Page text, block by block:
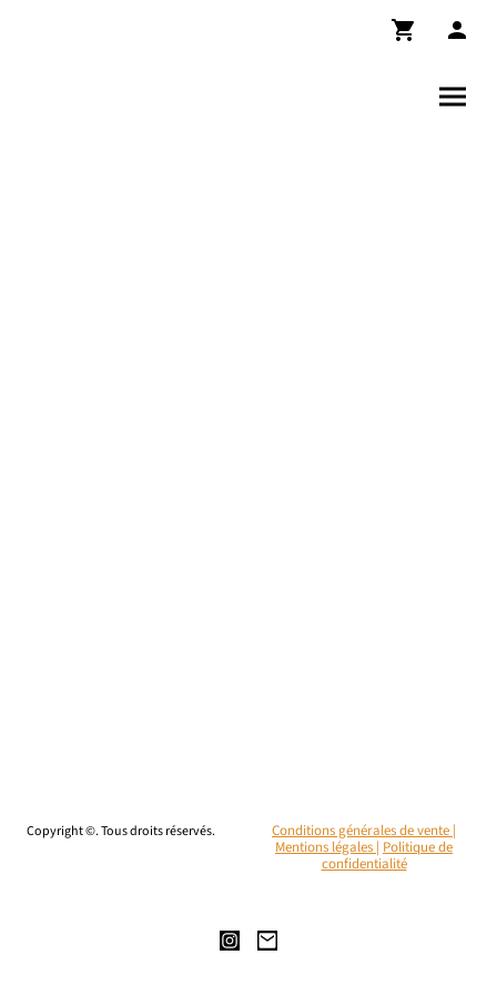
Copyright ©. Tous droits réservés.
Conditions générales de vente |
Mentions légales | Politique de
confidentialité